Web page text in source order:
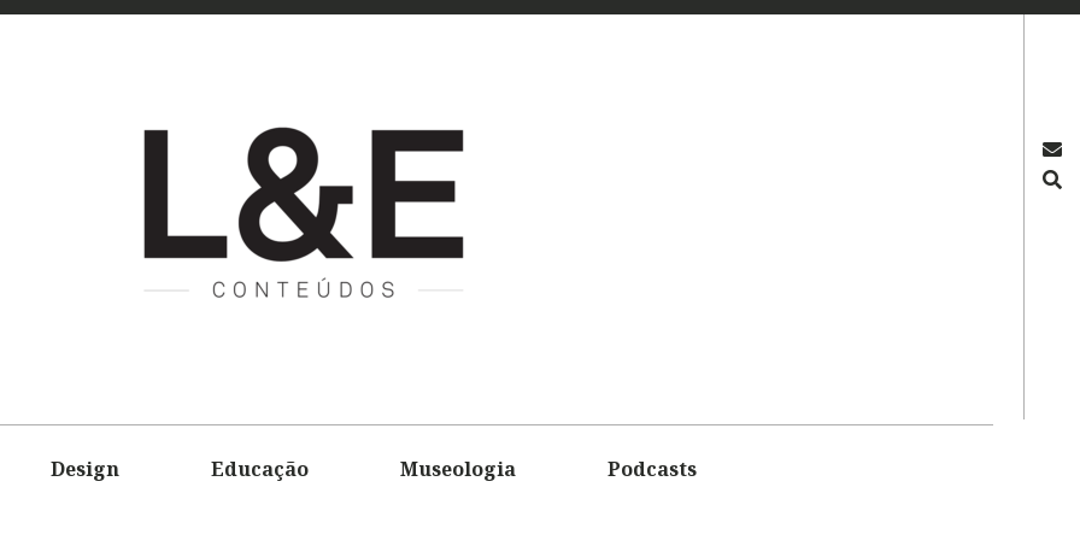
L&E
Design Educação Museologia Podcasts